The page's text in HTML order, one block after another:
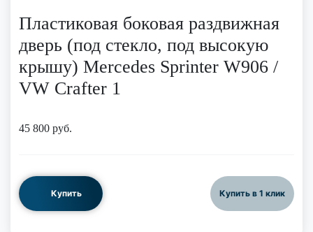
Пластиковая боковая раздвижная
дверь (под стекло, под высокую
крышу) Mercedes Sprinter W906 /
VW Crafter 1
45 800 руб.
Купить Купить в 1 клик